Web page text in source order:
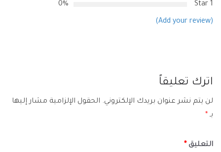
1 Star
0%
(Add your review)
اترك تعليقاً
لن يتم نشر عنوان بريدك الإلكتروني. الحقول الإلزامية مشار إليها
بـ *
التعليق *